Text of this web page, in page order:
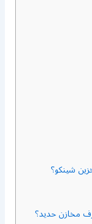
شينكو؟
مخازن حديد؟